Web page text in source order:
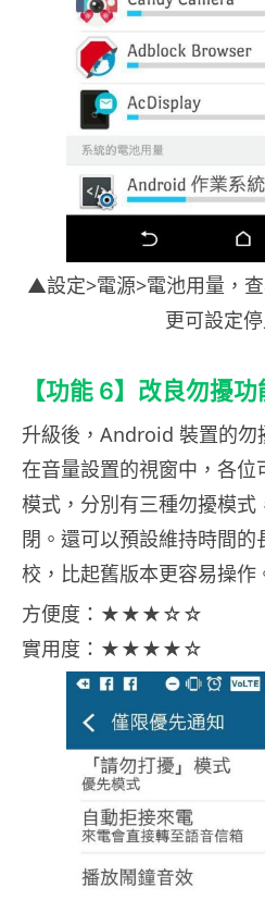
▲設定>電源>電池用量，
更可設定
【功能 6】改良勿擾功
升級後，Android 裝置的勿
在音量設置的視窗中，各位
模式，分別有三種勿擾模式
閉。還可以預設維持時間
校，比起舊版本更容易操作
方便度：★★★☆☆
實用度：★★★★☆